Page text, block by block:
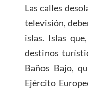
Las calles
televisión,
islas. Islas
destinos
Baños Bajo,
Ejército